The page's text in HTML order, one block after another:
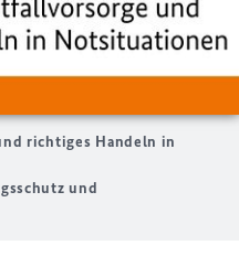
richtiges Handeln in
und